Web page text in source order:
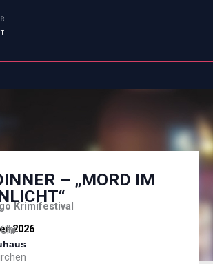
– „MORD IM
Krimifestival
2026